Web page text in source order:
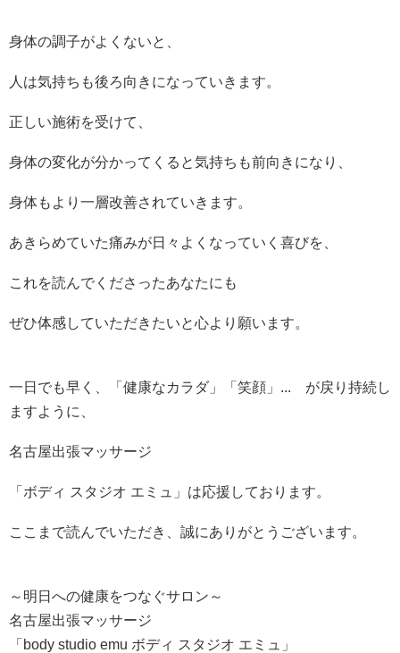
身体の調子がよくないと、
人は気持ちも後ろ向きになっていきます。
正しい施術を受けて、
身体の変化が分かってくると気持ちも前向きになり、
身体もより一層改善されていきます。
あきらめていた痛みが日々よくなっていく喜びを、
これを読んでくださったあなたにも
ぜひ体感していただきたいと心より願います。
一日でも早く、「健康なカラダ」「笑顔」... が戻り持続し
ますように、
名古屋出張マッサージ
「ボディ スタジオ エミュ」は応援しております。
ここまで読んでいただき、誠にありがとうございます。
～明日への健康をつなぐサロン～
名古屋出張マッサージ
「body studio emu ボディ スタジオ エミュ」